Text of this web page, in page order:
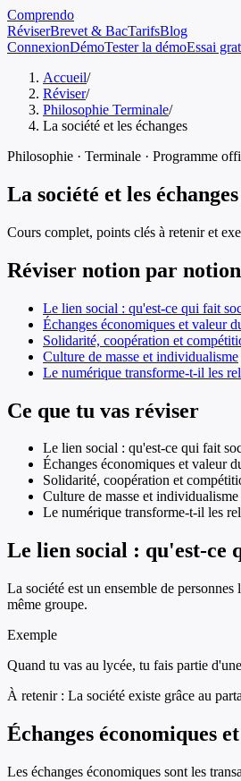
Comprendo
RéviserBrevet & BacTarifsBlog
ConnexionDémoTester la démoEssai
Accueil/
Réviser/
Philosophie Terminale/
La société et les échanges
Philosophie · Terminale · Programme
La société et les échanges
Cours complet, points clés à retenir et
Réviser notion par notion
Le lien social : qu'est-ce qui fait
Échanges économiques et valeur
Solidarité, coopération et
Culture de masse et individualisme
Le numérique transforme-t-il les
Ce que tu vas réviser
Le lien social : qu'est-ce qui fait
Échanges économiques et valeur
Solidarité, coopération et
Culture de masse et individualisme
Le numérique transforme-t-il les
Le lien social : qu'est-ce
La société est un ensemble de
même groupe.
Exemple
Quand tu vas au lycée, tu fais partie
À retenir : La société existe grâce au
Échanges économiques
Les échanges économiques sont les